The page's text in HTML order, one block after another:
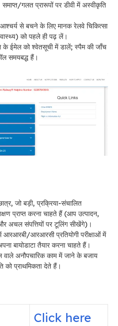
समाप्त/गलत प्रारूपों पर डीवी में अस्वीकृति
आश्चर्य से बचने के लिए मानक रेलवे चिकित्सा
को पहले ही पढ़ लें।
के ईमेल को श्वेतसूची में डालें; स्पैम की जाँच
समयबद्ध हैं।
जो बड़ी, प्रक्रिया-संचालित
प्राप्त करना चाहते हैं (आप उत्पादन,
अचल संपत्तियों पर टूलिंग सीखेंगे)।
आरआरबी/आरआरसी प्रतियोगी परीक्षाओं में
बायोडाटा तैयार करना चाहते हैं।
वाले अनौपचारिक काम में जाने के बजाय
को प्राथमिकता देते हैं।
Click here